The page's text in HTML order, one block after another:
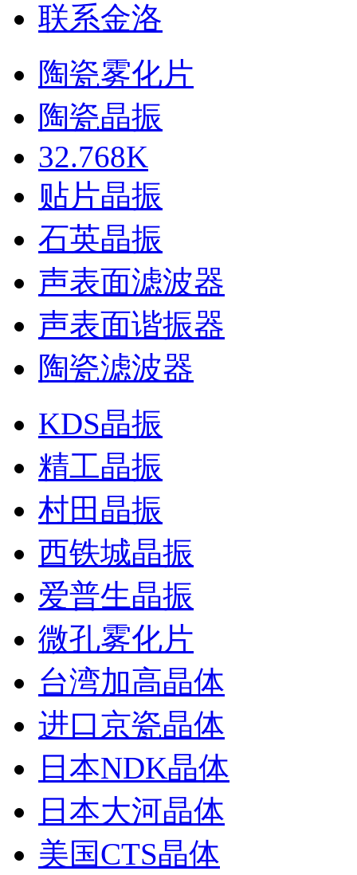
联系金洛
陶瓷雾化片
陶瓷晶振
32.768K
贴片晶振
石英晶振
声表面滤波器
声表面谐振器
陶瓷滤波器
KDS晶振
精工晶振
村田晶振
西铁城晶振
爱普生晶振
微孔雾化片
台湾加高晶体
进口京瓷晶体
日本NDK晶体
日本大河晶体
美国CTS晶体